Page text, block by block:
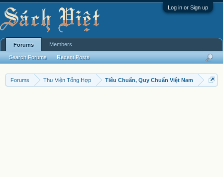
Log in or Sign up
Forums Thư Viện Tổng Hợp Tiêu Chuẩn, Quy Chuẩn Việt Nam
Forums
Search Forums Recent Posts
Members